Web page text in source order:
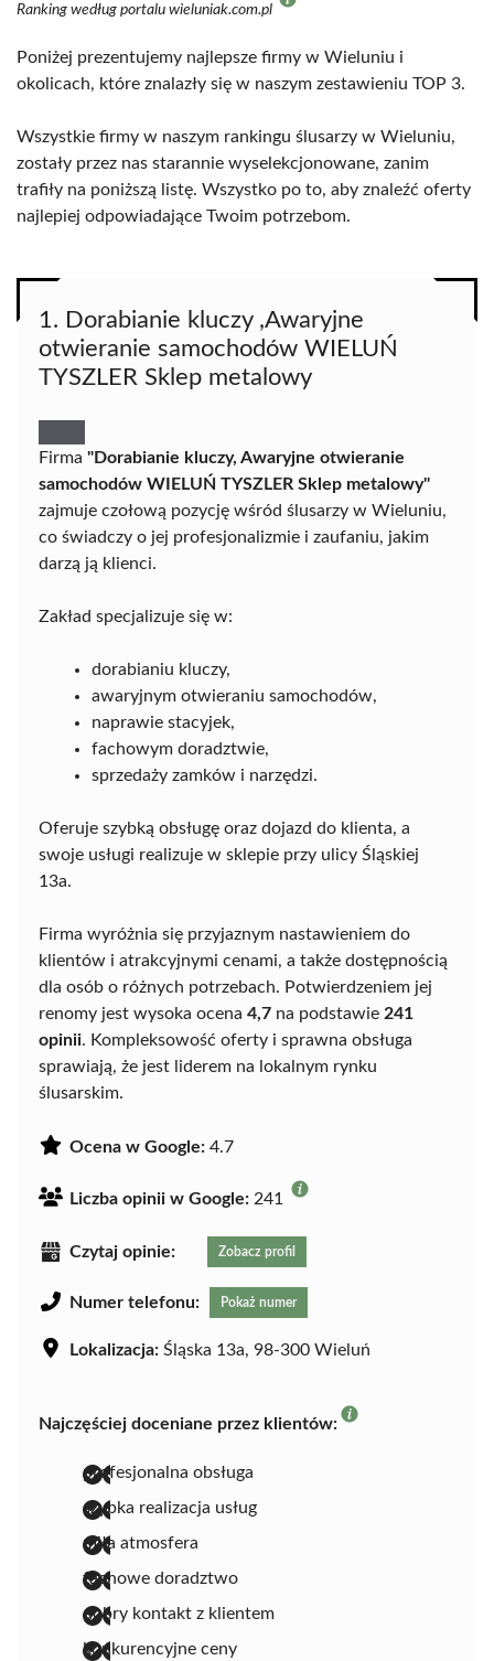
Ranking według portalu wieluniak.com.pl
Poniżej prezentujemy najlepsze firmy w Wieluniu i
okolicach, które znalazły się w naszym zestawieniu TOP 3.
Wszystkie firmy w naszym rankingu ślusarzy w Wieluniu,
zostały przez nas starannie wyselekcjonowane, zanim
trafiły na poniższą listę. Wszystko po to, aby znaleźć oferty
najlepiej odpowiadające Twoim potrzebom.
1. Dorabianie kluczy ,Awaryjne
otwieranie samochodów WIELUŃ
TYSZLER Sklep metalowy
Firma "Dorabianie kluczy, Awaryjne otwieranie
samochodów WIELUŃ TYSZLER Sklep metalowy"
zajmuje czołową pozycję wśród ślusarzy w Wieluniu,
co świadczy o jej profesjonalizmie i zaufaniu, jakim
darzą ją klienci.
Zakład specjalizuje się w:
dorabianiu kluczy,
awaryjnym otwieraniu samochodów,
naprawie stacyjek,
fachowym doradztwie,
sprzedaży zamków i narzędzi.
Oferuje szybką obsługę oraz dojazd do klienta, a
swoje usługi realizuje w sklepie przy ulicy Śląskiej
13a.
Firma wyróżnia się przyjaznym nastawieniem do
klientów i atrakcyjnymi cenami, a także dostępnością
dla osób o różnych potrzebach. Potwierdzeniem jej
renomy jest wysoka ocena 4,7 na podstawie 241
opinii. Kompleksowość oferty i sprawna obsługa
sprawiają, że jest liderem na lokalnym rynku
ślusarskim.
Ocena w Google: 4.7
Liczba opinii w Google: 241
Czytaj opinie: Zobacz profil
Numer telefonu: Pokaż numer
Lokalizacja: Śląska 13a, 98-300 Wieluń
Najczęściej doceniane przez klientów:
profesjonalna obsługa
szybka realizacja usług
miła atmosfera
fachowe doradztwo
dobry kontakt z klientem
konkurencyjne ceny